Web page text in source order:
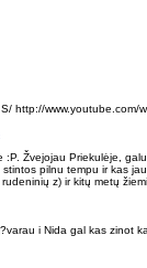
http://www.youtube.com/
Žvejojau Priekulėje,
pilnu tempu ir kas
z) ir kitų metų
i Nida gal kas zinot